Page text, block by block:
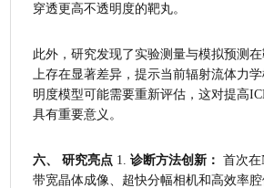
穿透更高不透明度的靶丸。
此外，研究发现了实验测量与模拟预测
上存在显著差异，提示当前辐射流体力
明度模型可能需要重新评估，这对提高
具有重要意义。
六、 研究亮点 1. 诊断方法创新： 首次
带宽晶体成像、超快分幅相机和高效率